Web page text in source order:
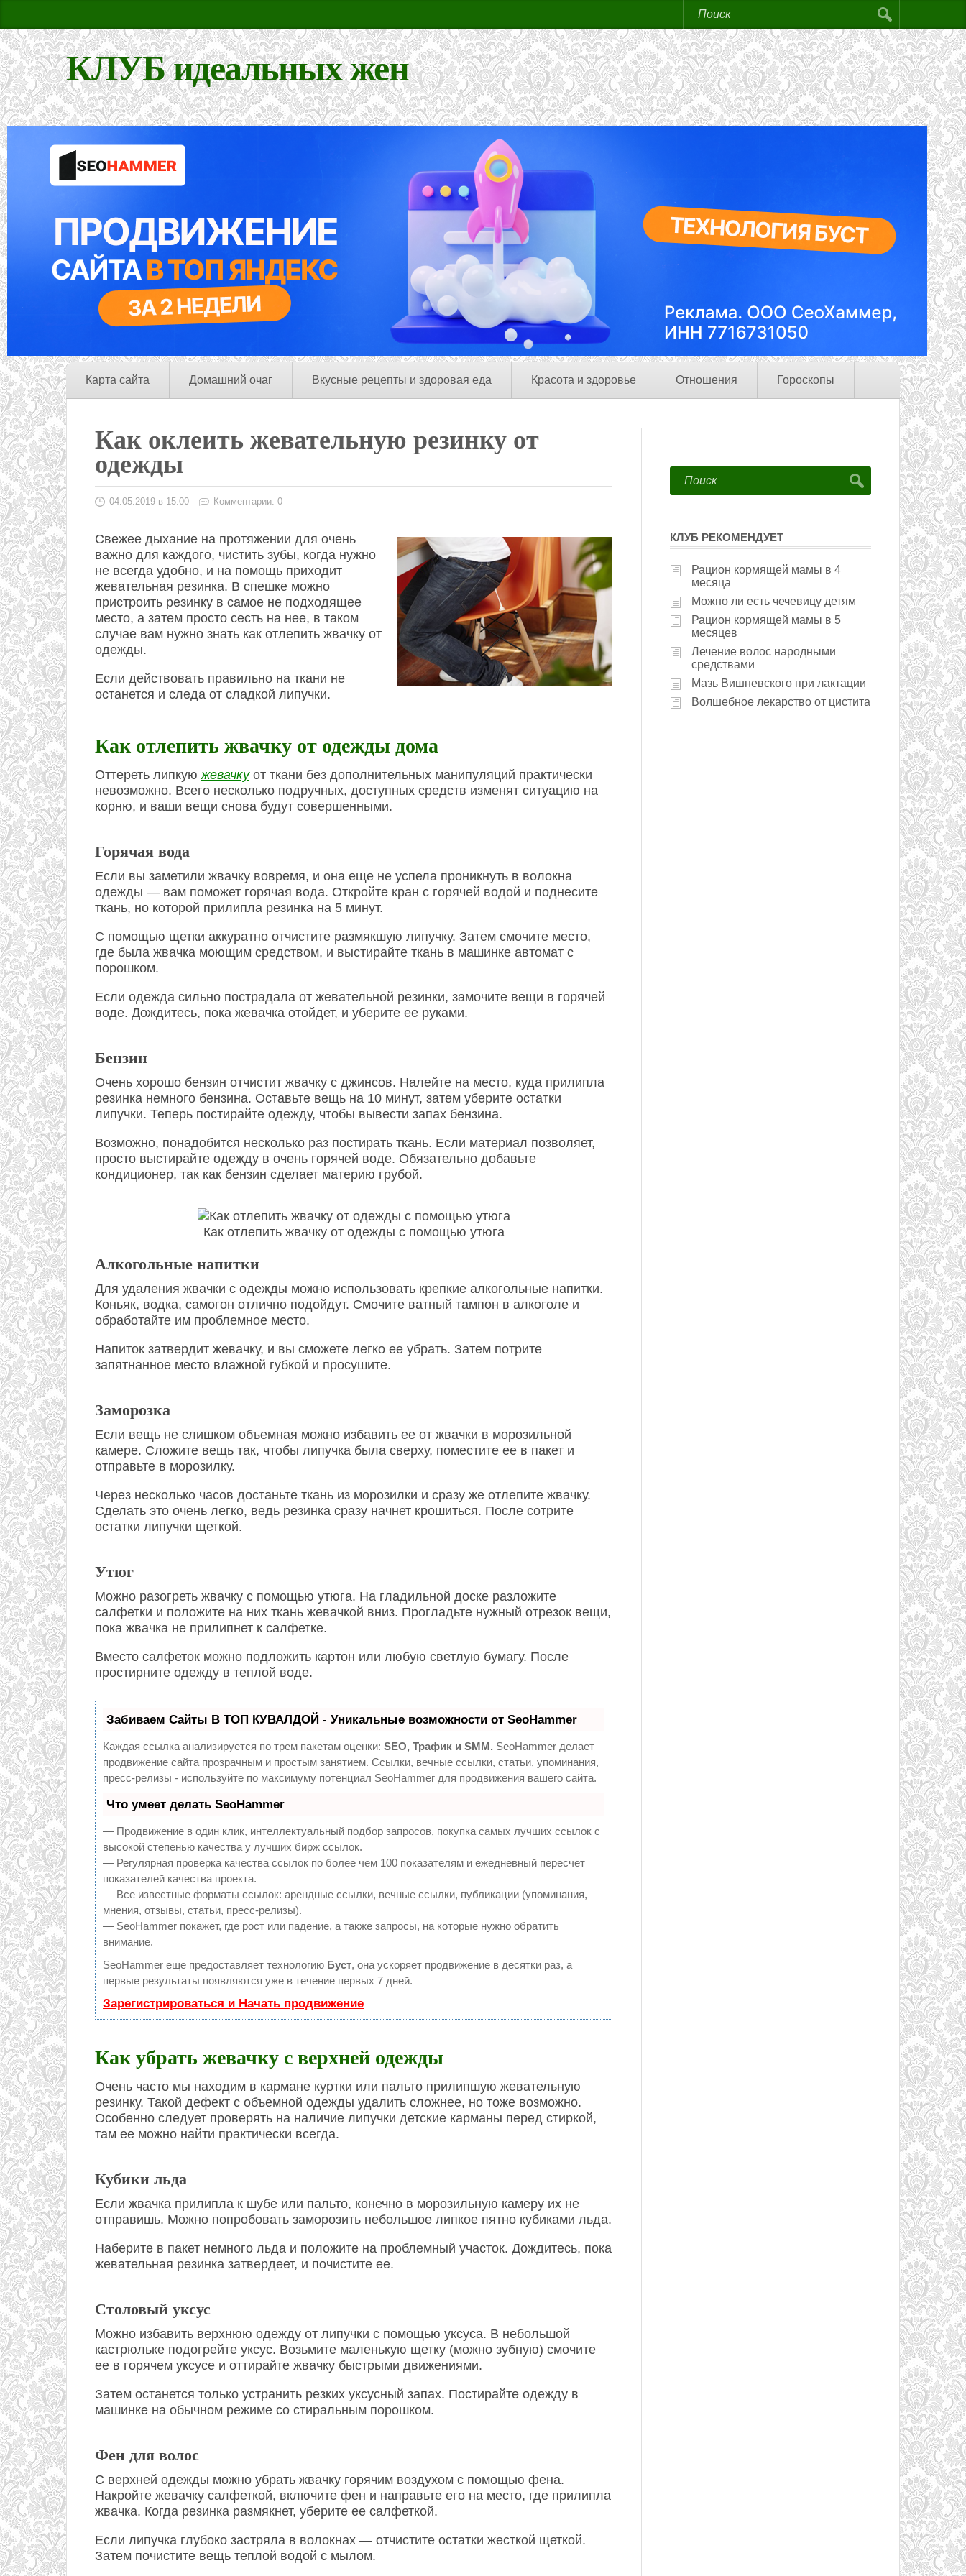
КЛУБ идеальных жен
Карта сайта Домашний очаг Вкусные рецепты и здоровая еда Красота и здоровье Отношения Гороскопы
Как оклеить жевательную резинку от
одежды
04.05.2019 в 15:00 Комментарии: 0
Свежее дыхание на протяжении для очень
важно для каждого, чистить зубы, когда нужно
не всегда удобно, и на помощь приходит
жевательная резинка. В спешке можно
пристроить резинку в самое не подходящее
место, а затем просто сесть на нее, в таком
случае вам нужно знать как отлепить жвачку от
одежды.
Если действовать правильно на ткани не
останется и следа от сладкой липучки.
Как отлепить жвачку от одежды дома
Оттереть липкуюжевачкуот ткани без дополнительных манипуляций практически
невозможно. Всего несколько подручных, доступных средств изменят ситуацию на
корню, и ваши вещи снова будут совершенными.
Горячая вода
Если вы заметили жвачку вовремя, и она еще не успела проникнуть в волокна
одежды — вам поможет горячая вода. Откройте кран с горячей водой и поднесите
ткань, но которой прилипла резинка на 5 минут.
С помощью щетки аккуратно отчистите размякшую липучку. Затем смочите место,
где была жвачка моющим средством, и выстирайте ткань в машинке автомат с
порошком.
Если одежда сильно пострадала от жевательной резинки, замочите вещи в горячей
воде. Дождитесь, пока жевачка отойдет, и уберите ее руками.
Бензин
Очень хорошо бензин отчистит жвачку с джинсов. Налейте на место, куда прилипла
резинка немного бензина. Оставьте вещь на 10 минут, затем уберите остатки
липучки. Теперь постирайте одежду, чтобы вывести запах бензина.
Возможно, понадобится несколько раз постирать ткань. Если материал позволяет,
просто выстирайте одежду в очень горячей воде. Обязательно добавьте
кондиционер, так как бензин сделает материю грубой.
Как отлепить жвачку от одежды с помощью утюга
Алкогольные напитки
Для удаления жвачки с одежды можно использовать крепкие алкогольные напитки.
Коньяк, водка, самогон отлично подойдут. Смочите ватный тампон в алкоголе и
обработайте им проблемное место.
Напиток затвердит жевачку, и вы сможете легко ее убрать. Затем потрите
запятнанное место влажной губкой и просушите.
Заморозка
Если вещь не слишком объемная можно избавить ее от жвачки в морозильной
камере. Сложите вещь так, чтобы липучка была сверху, поместите ее в пакет и
отправьте в морозилку.
Через несколько часов достаньте ткань из морозилки и сразу же отлепите жвачку.
Сделать это очень легко, ведь резинка сразу начнет крошиться. После сотрите
остатки липучки щеткой.
Утюг
Можно разогреть жвачку с помощью утюга. На гладильной доске разложите
салфетки и положите на них ткань жевачкой вниз. Прогладьте нужный отрезок вещи,
пока жвачка не прилипнет к салфетке.
Вместо салфеток можно подложить картон или любую светлую бумагу. После
простирните одежду в теплой воде.
Забиваем Сайты В ТОП КУВАЛДОЙ - Уникальные возможности от SeoHammer
Каждая ссылка анализируется по трем пакетам оценки: SEO, Трафик и SMM. SeoHammer делает
продвижение сайта прозрачным и простым занятием. Ссылки, вечные ссылки, статьи, упоминания,
пресс-релизы - используйте по максимуму потенциал SeoHammer для продвижения вашего сайта.
Что умеет делать SeoHammer
— Продвижение в один клик, интеллектуальный подбор запросов, покупка самых лучших ссылок с
высокой степенью качества у лучших бирж ссылок.
— Регулярная проверка качества ссылок по более чем 100 показателям и ежедневный пересчет
показателей качества проекта.
— Все известные форматы ссылок: арендные ссылки, вечные ссылки, публикации (упоминания,
мнения, отзывы, статьи, пресс-релизы).
— SeoHammer покажет, где рост или падение, а также запросы, на которые нужно обратить
внимание.
SeoHammer еще предоставляет технологию Буст, она ускоряет продвижение в десятки раз, а
первые результаты появляются уже в течение первых 7 дней.
Зарегистрироваться и Начать продвижение
Как убрать жевачку с верхней одежды
Очень часто мы находим в кармане куртки или пальто прилипшую жевательную
резинку. Такой дефект с объемной одежды удалить сложнее, но тоже возможно.
Особенно следует проверять на наличие липучки детские карманы перед стиркой,
там ее можно найти практически всегда.
Кубики льда
Если жвачка прилипла к шубе или пальто, конечно в морозильную камеру их не
отправишь. Можно попробовать заморозить небольшое липкое пятно кубиками льда.
Наберите в пакет немного льда и положите на проблемный участок. Дождитесь, пока
жевательная резинка затвердеет, и почистите ее.
Столовый уксус
Можно избавить верхнюю одежду от липучки с помощью уксуса. В небольшой
кастрюльке подогрейте уксус. Возьмите маленькую щетку (можно зубную) смочите
ее в горячем уксусе и оттирайте жвачку быстрыми движениями.
Затем останется только устранить резких уксусный запах. Постирайте одежду в
машинке на обычном режиме со стиральным порошком.
Фен для волос
С верхней одежды можно убрать жвачку горячим воздухом с помощью фена.
Накройте жевачку салфеткой, включите фен и направьте его на место, где прилипла
жвачка. Когда резинка размякнет, уберите ее салфеткой.
Если липучка глубоко застряла в волокнах — отчистите остатки жесткой щеткой.
Затем почистите вещь теплой водой с мылом.
КЛУБ РЕКОМЕНДУЕТ
Рацион кормящей мамы в 4
месяца
Можно ли есть чечевицу детям
Рацион кормящей мамы в 5
месяцев
Лечение волос народными
средствами
Мазь Вишневского при лактации
Волшебное лекарство от цистита